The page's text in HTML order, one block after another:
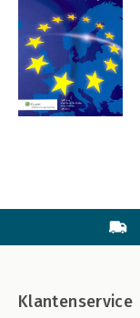
Klantenservice